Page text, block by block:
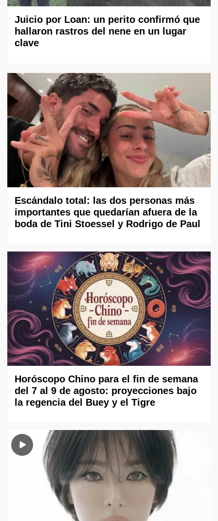
Juicio por Loan: un perito confirmó que
hallaron rastros del nene en un lugar
clave
Escándalo total: las dos personas más
importantes que quedarían afuera de la
boda de Tini Stoessel y Rodrigo de Paul
Horóscopo Chino para el fin de semana
del 7 al 9 de agosto: proyecciones bajo
la regencia del Buey y el Tigre